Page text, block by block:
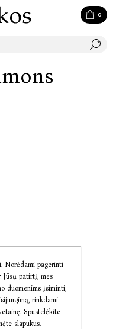
0
Norėdami pagerinti
Jūsų patirtį, mes
duomenims įsiminti,
rinkdami
Spustelėkite
slapukus.